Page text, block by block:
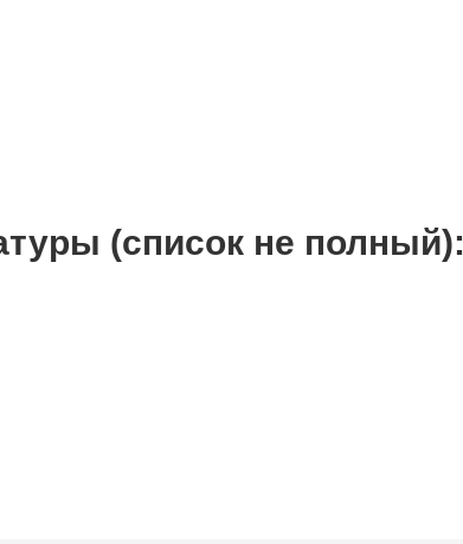
(список не полный):